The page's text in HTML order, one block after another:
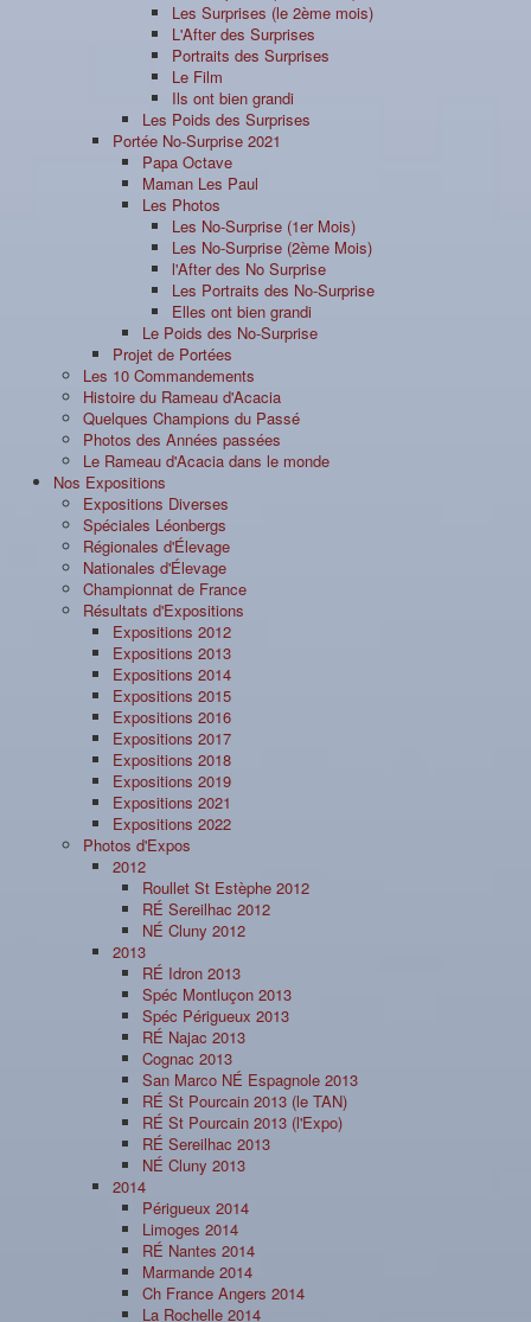
Les Surprises (le 2ème mois)
L'After des Surprises
Portraits des Surprises
Le Film
Ils ont bien grandi
Les Poids des Surprises
Portée No-Surprise 2021
Papa Octave
Maman Les Paul
Les Photos
Les No-Surprise (1er Mois)
Les No-Surprise (2ème Mois)
l'After des No Surprise
Les Portraits des No-Surprise
Elles ont bien grandi
Le Poids des No-Surprise
Projet de Portées
Les 10 Commandements
Histoire du Rameau d'Acacia
Quelques Champions du Passé
Photos des Années passées
Le Rameau d'Acacia dans le monde
Nos Expositions
Expositions Diverses
Spéciales Léonbergs
Régionales d'Élevage
Nationales d'Élevage
Championnat de France
Résultats d'Expositions
Expositions 2012
Expositions 2013
Expositions 2014
Expositions 2015
Expositions 2016
Expositions 2017
Expositions 2018
Expositions 2019
Expositions 2021
Expositions 2022
Photos d'Expos
2012
Roullet St Estèphe 2012
RÉ Sereilhac 2012
NÉ Cluny 2012
2013
RÉ Idron 2013
Spéc Montluçon 2013
Spéc Périgueux 2013
RÉ Najac 2013
Cognac 2013
San Marco NÉ Espagnole 2013
RÉ St Pourcain 2013 (le TAN)
RÉ St Pourcain 2013 (l'Expo)
RÉ Sereilhac 2013
NÉ Cluny 2013
2014
Périgueux 2014
Limoges 2014
RÉ Nantes 2014
Marmande 2014
Ch France Angers 2014
La Rochelle 2014